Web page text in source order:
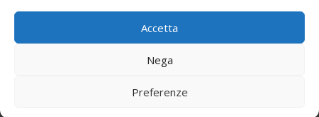
Accetta
Nega
Preferenze
MADE WEB SOLUTIONS